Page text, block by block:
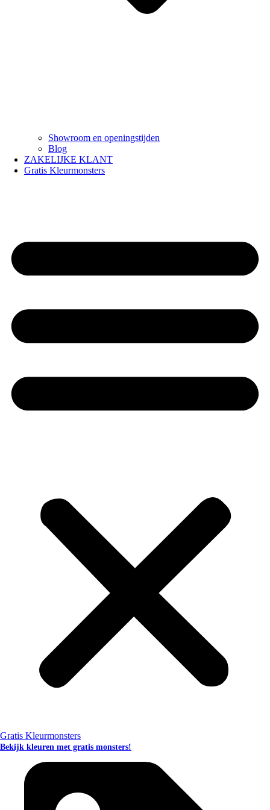
Showroom en openingstijden
Blog
ZAKELIJKE KLANT
Gratis Kleurmonsters
Gratis Kleurmonsters
Bekijk kleuren met gratis monsters!